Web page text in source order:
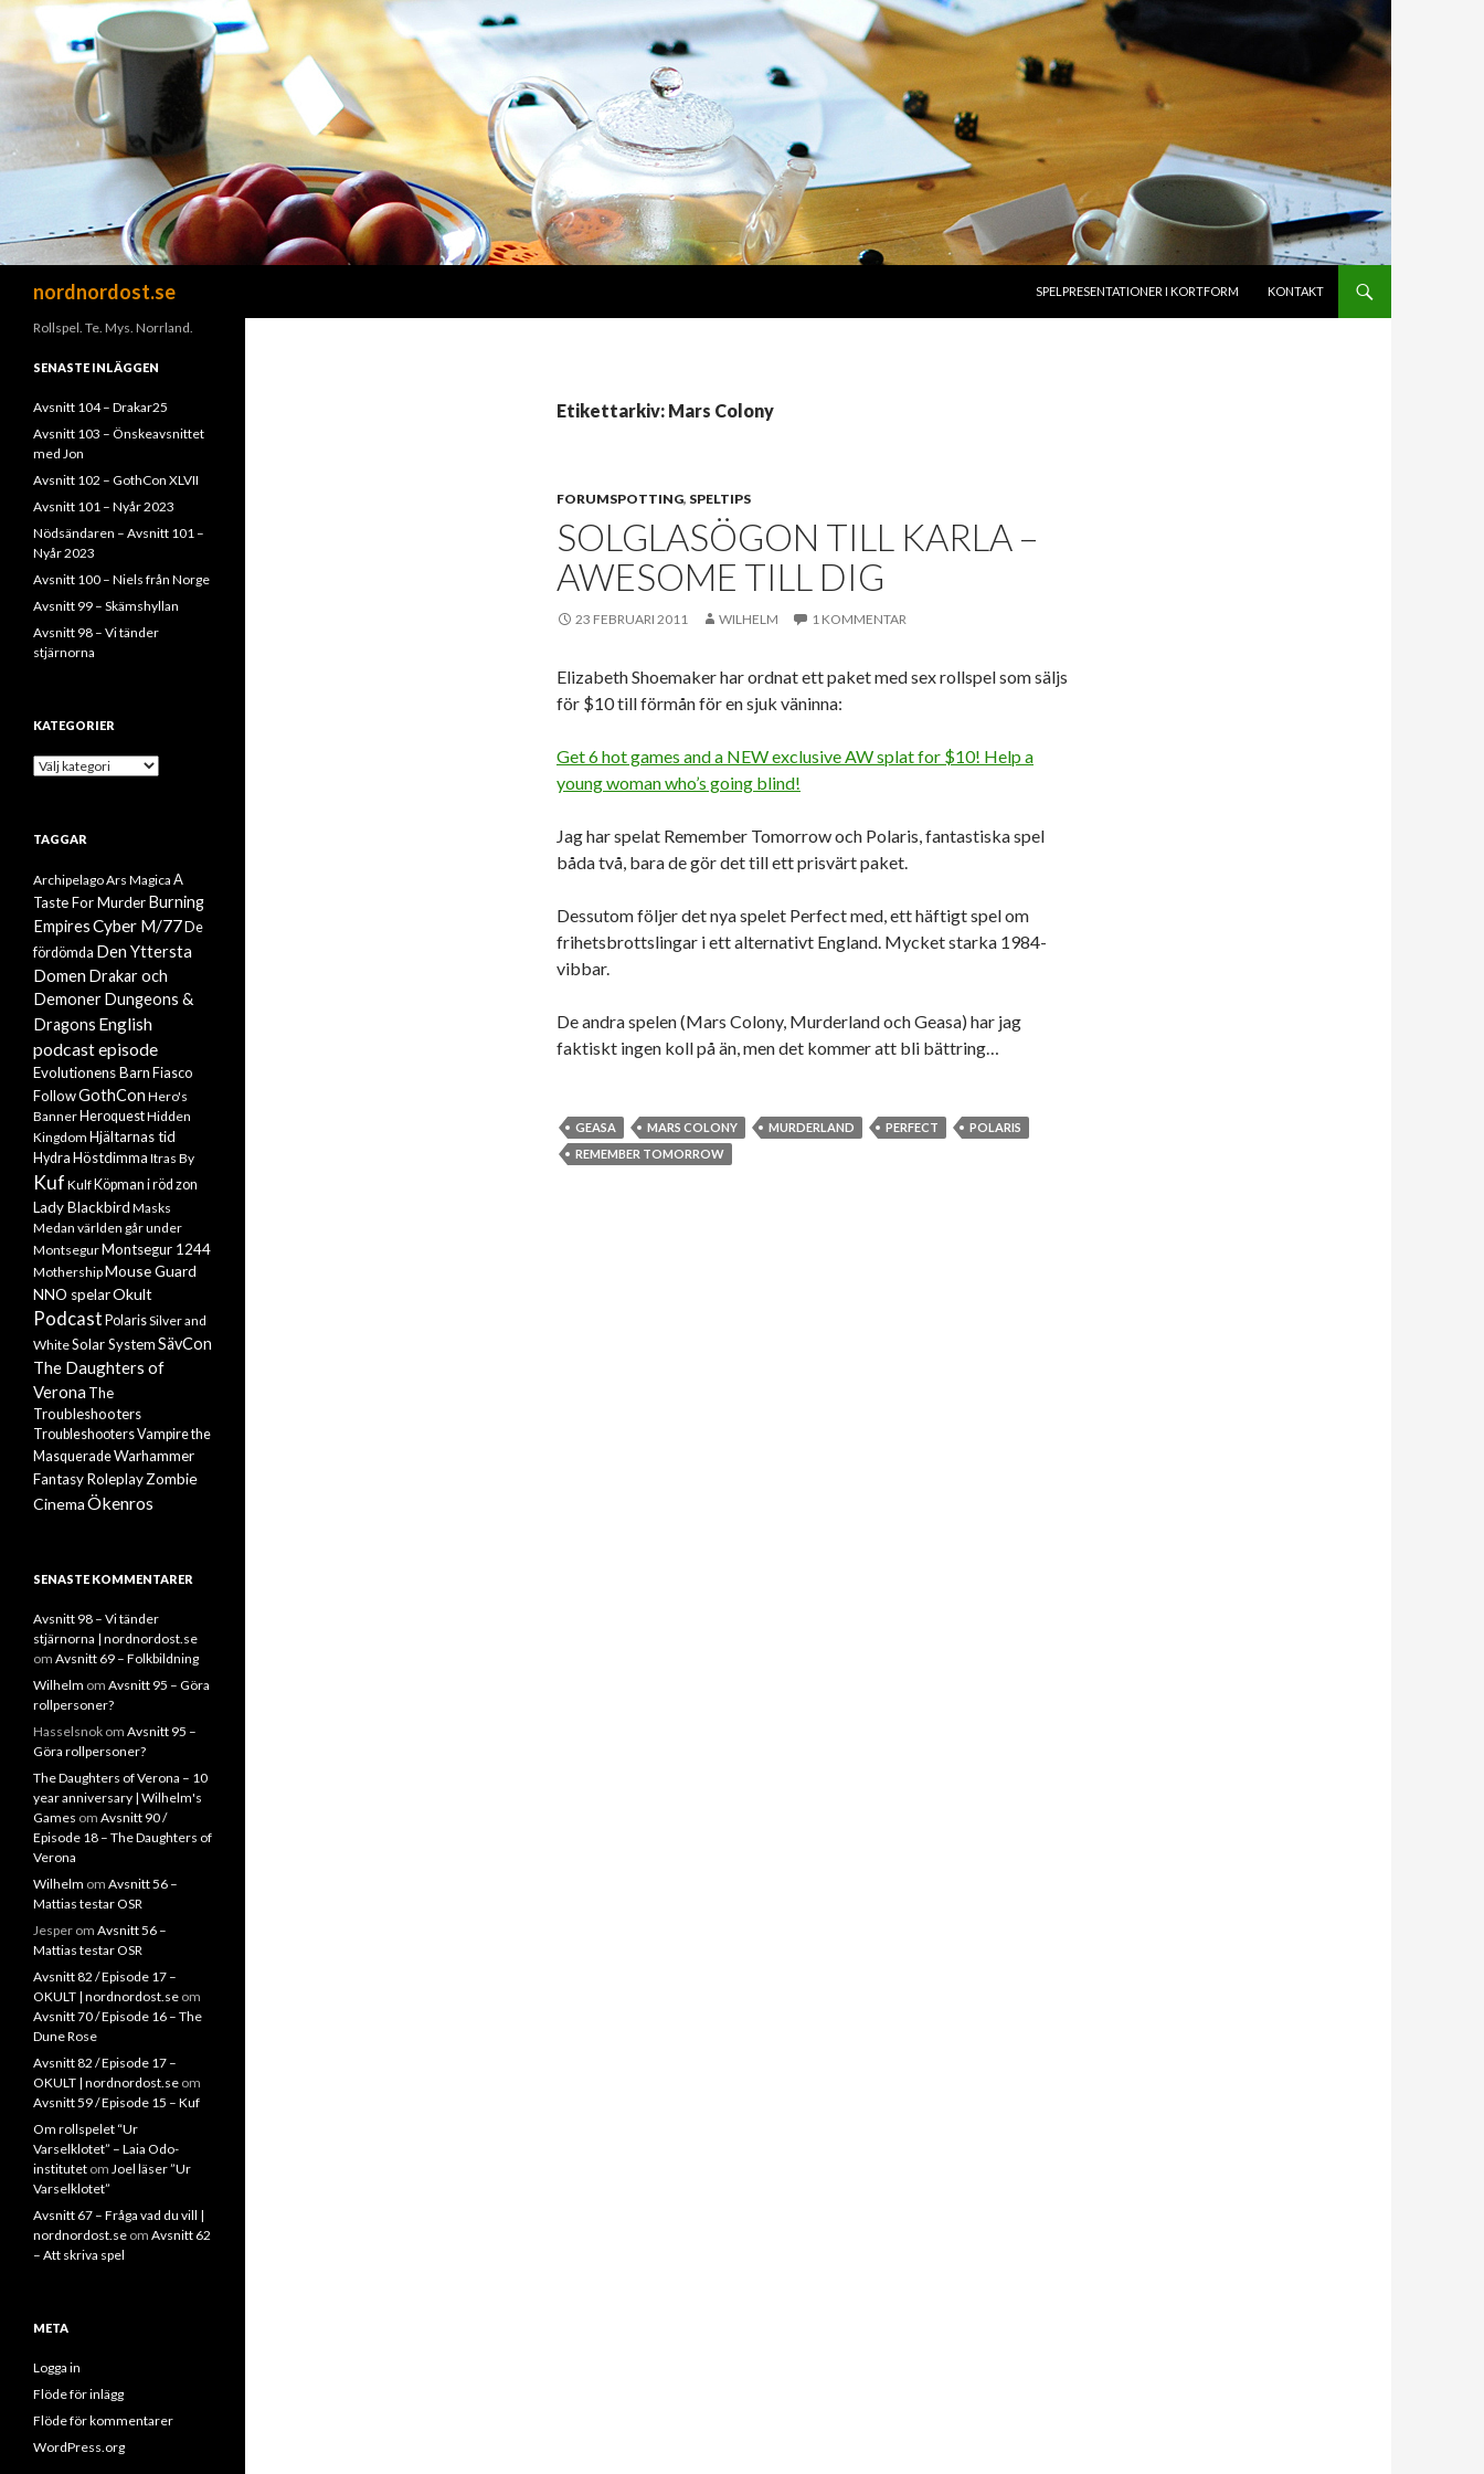
nordnordost.se
SPELPRESENTATIONER I KORTFORM
KONTAKT
Etikettarkiv: Mars Colony
FORUMSPOTTING, SPELTIPS
SOLGLASÖGON TILL KARLA –
AWESOME TILL DIG
23 FEBRUARI 2011 WILHELM 1 KOMMENTAR
Elizabeth Shoemaker har ordnat ett paket med sex rollspel som säljs
för $10 till förmån för en sjuk väninna:
Get 6 hot games and a NEW exclusive AW splat for $10! Help a
young woman who’s going blind!
Jag har spelat Remember Tomorrow och Polaris, fantastiska spel
båda två, bara de gör det till ett prisvärt paket.
Dessutom följer det nya spelet Perfect med, ett häftigt spel om
frihetsbrottslingar i ett alternativt England. Mycket starka 1984-
vibbar.
De andra spelen (Mars Colony, Murderland och Geasa) har jag
faktiskt ingen koll på än, men det kommer att bli bättring…
GEASA MARS COLONY MURDERLAND PERFECT
POLARIS
REMEMBER TOMORROW
Rollspel. Te. Mys. Norrland.
SENASTE INLÄGGEN
Avsnitt 104 – Drakar25
Avsnitt 103 – Önskeavsnittet
med Jon
Avsnitt 102 – GothCon XLVII
Avsnitt 101 – Nyår 2023
Nödsändaren – Avsnitt 101 –
Nyår 2023
Avsnitt 100 – Niels från Norge
Avsnitt 99 – Skämshyllan
Avsnitt 98 – Vi tänder
stjärnorna
KATEGORIER
Kategorier
TAGGAR
ArchipelagoArs Magica A
Taste For MurderBurning
EmpiresCyber M/77 De
fördömda Den Yttersta
DomenDrakar och
DemonerDungeons &
Dragons English
podcast episode
Evolutionens Barn Fiasco
FollowGothCon Hero's
Banner HeroquestHidden
Kingdom Hjältarnas tid
Hydra Höstdimma Itras By
Kuf Kulf Köpman i röd zon
Lady Blackbird Masks
Medan världen går under
MontsegurMontsegur 1244
MothershipMouse Guard
NNO spelarOkult
Podcast PolarisSilver and
WhiteSolar SystemSävCon
The Daughters of
VeronaThe
Troubleshooters
TroubleshootersVampire the
MasqueradeWarhammer
Fantasy RoleplayZombie
CinemaÖkenros
SENASTE KOMMENTARER
Avsnitt 98 – Vi tänder
stjärnorna | nordnordost.se
om Avsnitt 69 – Folkbildning
Wilhelm om Avsnitt 95 – Göra
rollpersoner?
Hasselsnok om Avsnitt 95 –
Göra rollpersoner?
The Daughters of Verona – 10
year anniversary | Wilhelm's
Games om Avsnitt 90 /
Episode 18 – The Daughters of
Verona
Wilhelm om Avsnitt 56 –
Mattias testar OSR
Jesper om Avsnitt 56 –
Mattias testar OSR
Avsnitt 82 / Episode 17 –
OKULT | nordnordost.se om
Avsnitt 70 / Episode 16 – The
Dune Rose
Avsnitt 82 / Episode 17 –
OKULT | nordnordost.se om
Avsnitt 59 / Episode 15 – Kuf
Om rollspelet “Ur
Varselklotet” – Laia Odo-
institutet om Joel läser ”Ur
Varselklotet”
Avsnitt 67 – Fråga vad du vill |
nordnordost.se om Avsnitt 62
– Att skriva spel
META
Logga in
Flöde för inlägg
Flöde för kommentarer
WordPress.org